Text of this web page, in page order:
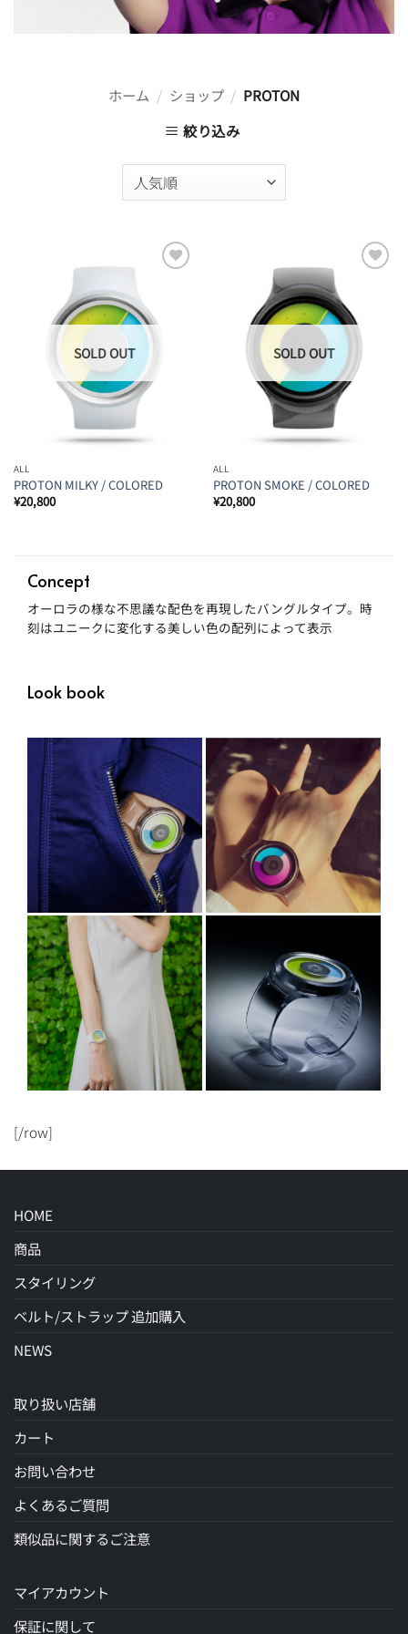
ホーム / ショップ / PROTON
絞り込み
ALL
PROTON MILKY / COLORED
¥20,800
ALL
PROTON SMOKE / COLORED
¥20,800
Concept
オーロラの様な不思議な配色を再現したバングルタイプ。時
刻はユニークに変化する美しい色の配列によって表示
Look book
[/row]
HOME
商品
スタイリング
ベルト/ストラップ 追加購入
NEWS
取り扱い店舗
カート
お問い合わせ
よくあるご質問
類似品に関するご注意
マイアカウント
保証に関して